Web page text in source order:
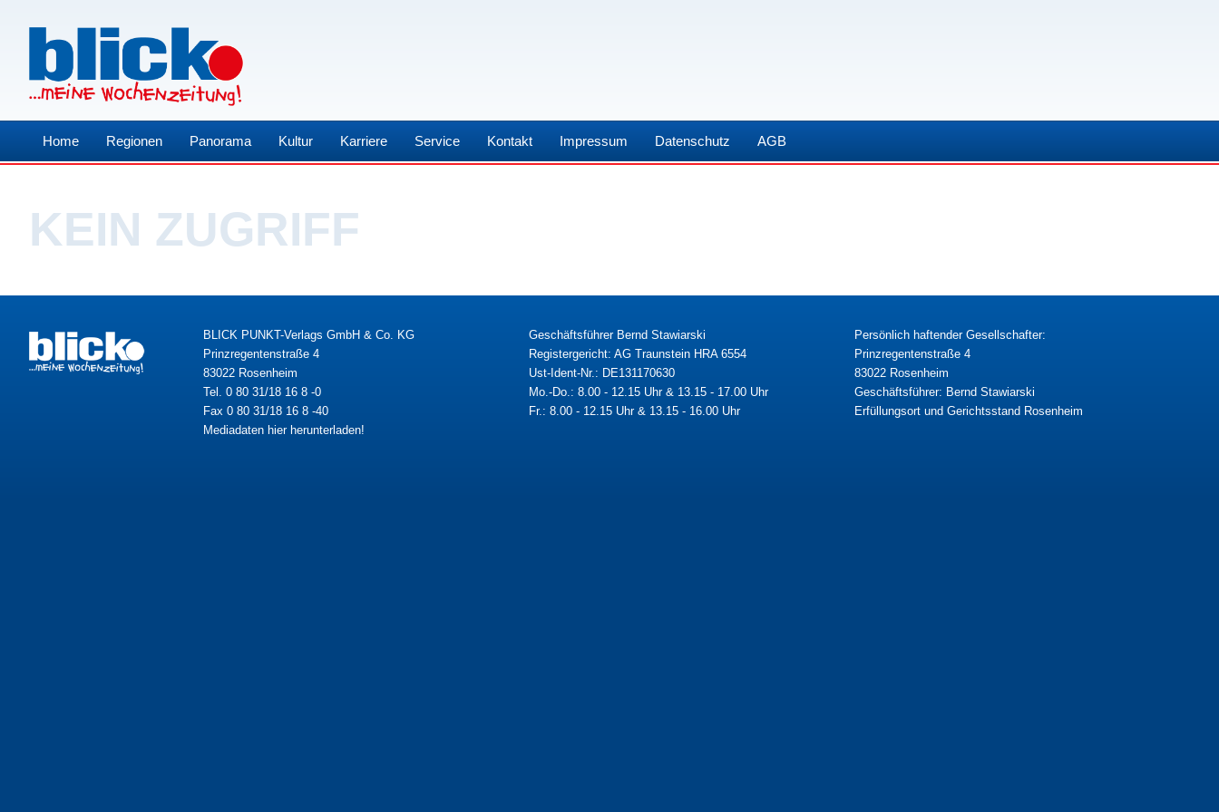
Home Regionen Panorama Kultur Karriere Service Kontakt Impressum Datenschutz AGB
KEIN ZUGRIFF
BLICK PUNKT-Verlags GmbH & Co. KG
Prinzregentenstraße 4
83022 Rosenheim
Tel. 0 80 31/18 16 8 -0
Fax 0 80 31/18 16 8 -40
Mediadaten hier herunterladen!
Geschäftsführer Bernd Stawiarski
Registergericht: AG Traunstein HRA 6554
Ust-Ident-Nr.: DE131170630
Mo.-Do.: 8.00 - 12.15 Uhr & 13.15 - 17.00 Uhr
Fr.: 8.00 - 12.15 Uhr & 13.15 - 16.00 Uhr
Persönlich haftender Gesellschafter:
Prinzregentenstraße 4
83022 Rosenheim
Geschäftsführer: Bernd Stawiarski
Erfüllungsort und Gerichtsstand Rosenheim